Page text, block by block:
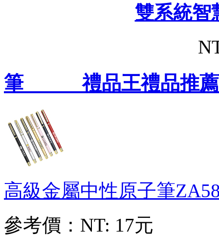
雙系統智
筆 禮品王禮品推薦
高級金屬中性原子筆
參考價： NT: 17元